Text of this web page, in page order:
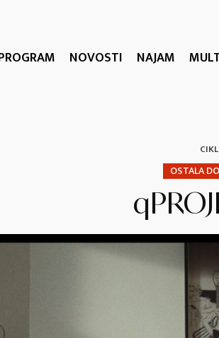
NOVOSTI NAJAM
OSTALA